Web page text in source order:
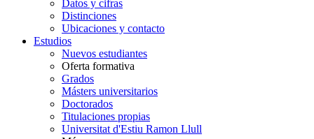
Datos y cifras
Distinciones
Ubicaciones y contacto
Estudios
Nuevos estudiantes
Oferta formativa
Grados
Másters universitarios
Doctorados
Titulaciones propias
Universitat d'Estiu Ramon Llull